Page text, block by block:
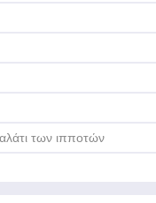
των ιπποτών